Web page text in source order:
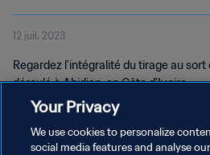
la FIFA 26™ | Replay
12 juil. 2023
Regardez l'intégralité du tirage au
déroulé à Abidjan, en Côte d'Ivoire.
Your Privacy
We use cookies to personalize
social media features and analyse